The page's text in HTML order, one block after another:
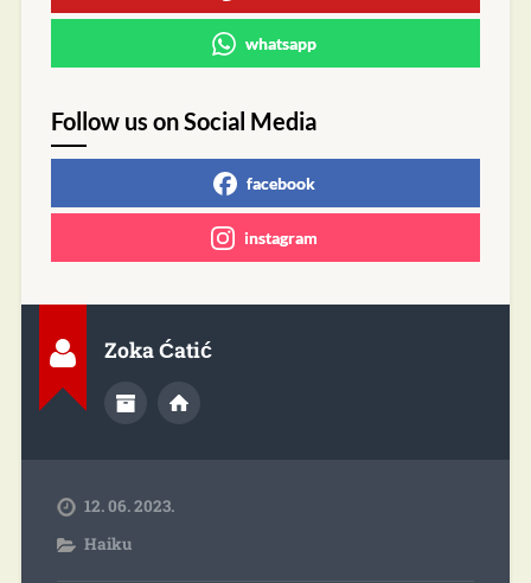
whatsapp
Follow us on Social Media
facebook
instagram
Zoka Ćatić
12. 06. 2023.
Haiku